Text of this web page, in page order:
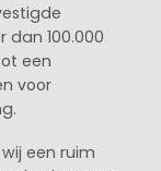
dan 100.000
een
voor
een ruim